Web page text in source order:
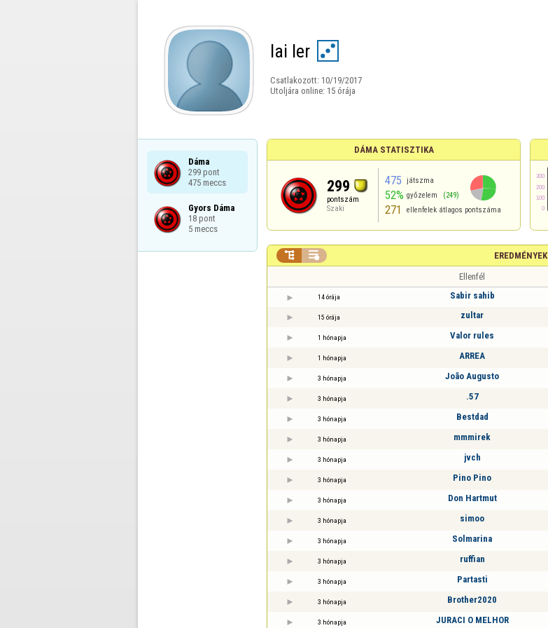
lai ler
Csatlakozott: 10/19/2017
Utoljára online: 15 órája
Dáma
299 pont
475 meccs
Gyors Dáma
18 pont
5 meccs
DÁMA STATISZTIKA
299
pontszám
Szaki
475 játszma
52% győzelem (249)
271 ellenfelek átlagos pontszáma
EREDMÉNYEK
 
Ellenfél
14 órája Sabir sahib
15 órája zultar
1 hónapja Valor rules
1 hónapja ARREA
3 hónapja João Augusto
3 hónapja .57
3 hónapja Bestdad
3 hónapja mmmirek
3 hónapja jvch
3 hónapja Pino Pino
3 hónapja Don Hartmut
3 hónapja simoo
3 hónapja Solmarina
3 hónapja ruffian
3 hónapja Partasti
3 hónapja Brother2020
3 hónapja JURACI O MELHOR